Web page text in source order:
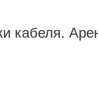
кабеля.